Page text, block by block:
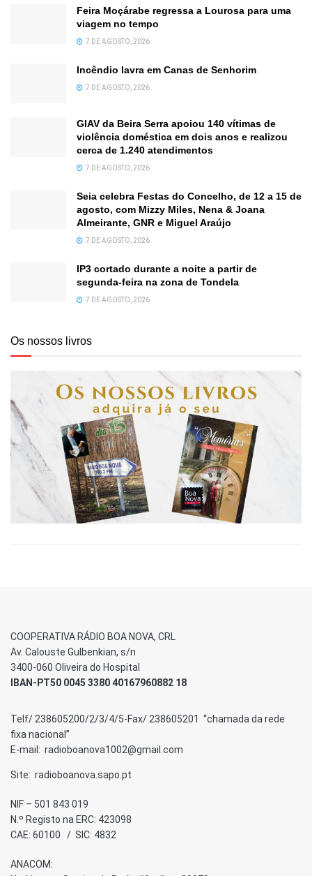
Feira Moçárabe regressa a Lourosa para uma
viagem no tempo
7 DE AGOSTO, 2026
Incêndio lavra em Canas de Senhorim
7 DE AGOSTO, 2026
GIAV da Beira Serra apoiou 140 vítimas de
violência doméstica em dois anos e realizou
cerca de 1.240 atendimentos
7 DE AGOSTO, 2026
Seia celebra Festas do Concelho, de 12 a 15 de
agosto, com Mizzy Miles, Nena & Joana
Almeirante, GNR e Miguel Araújo
7 DE AGOSTO, 2026
IP3 cortado durante a noite a partir de
segunda-feira na zona de Tondela
7 DE AGOSTO, 2026
Os nossos livros
COOPERATIVA RÁDIO BOA NOVA, CRL
Av. Calouste Gulbenkian, s/n
3400-060 Oliveira do Hospital
IBAN-PT50 0045 3380 40167960882 18
Telf/ 238605200/2/3/4/5-Fax/ 238605201 “chamada da rede
fixa nacional”
E-mail: radioboanova1002@gmail.com
Site: radioboanova.sapo.pt
NIF – 501 843 019
N.º Registo na ERC: 423098
CAE: 60100 / SIC: 4832
ANACOM: